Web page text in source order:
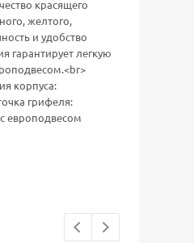
красящего
желтого,
и удобство
гарантирует легкую
корпуса:
грифеля:
европодвесом